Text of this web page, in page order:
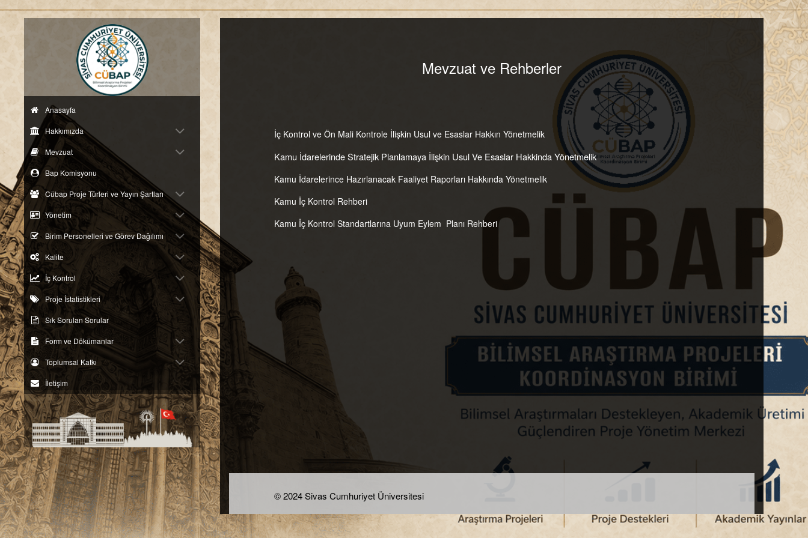
Anasayfa
Hakkımızda
Mevzuat
Bap Komisyonu
Cübap Proje Türleri ve Yayın Şartları
Yönetim
Birim Personelleri ve Görev Dağılımı
Kalite
İç Kontrol
Proje İstatistikleri
Sık Sorulan Sorular
Form ve Dökümanlar
Toplumsal Katkı
İletişim
Mevzuat ve Rehberler
İç Kontrol ve Ön Mali Kontrole İlişkin Usul ve Esaslar Hakkın Yönetmelik
Kamu İdarelerinde Stratejik Planlamaya İlişkin Usul Ve Esaslar Hakkinda Yönetmelik
Kamu İdarelerince Hazırlanacak Faaliyet Raporları Hakkında Yönetmelik
Kamu İç Kontrol Rehberi
Kamu İç Kontrol Standartlarına Uyum Eylem Planı Rehberi
© 2024 Sivas Cumhuriyet Üniversitesi